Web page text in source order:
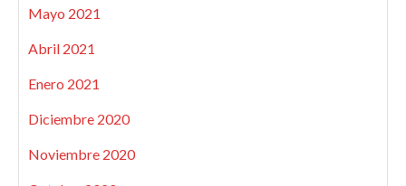
Mayo 2021
Abril 2021
Enero 2021
Diciembre 2020
Noviembre 2020